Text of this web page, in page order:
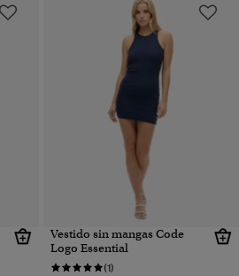
Vestido sin mangas Code
Logo Essential
(1)